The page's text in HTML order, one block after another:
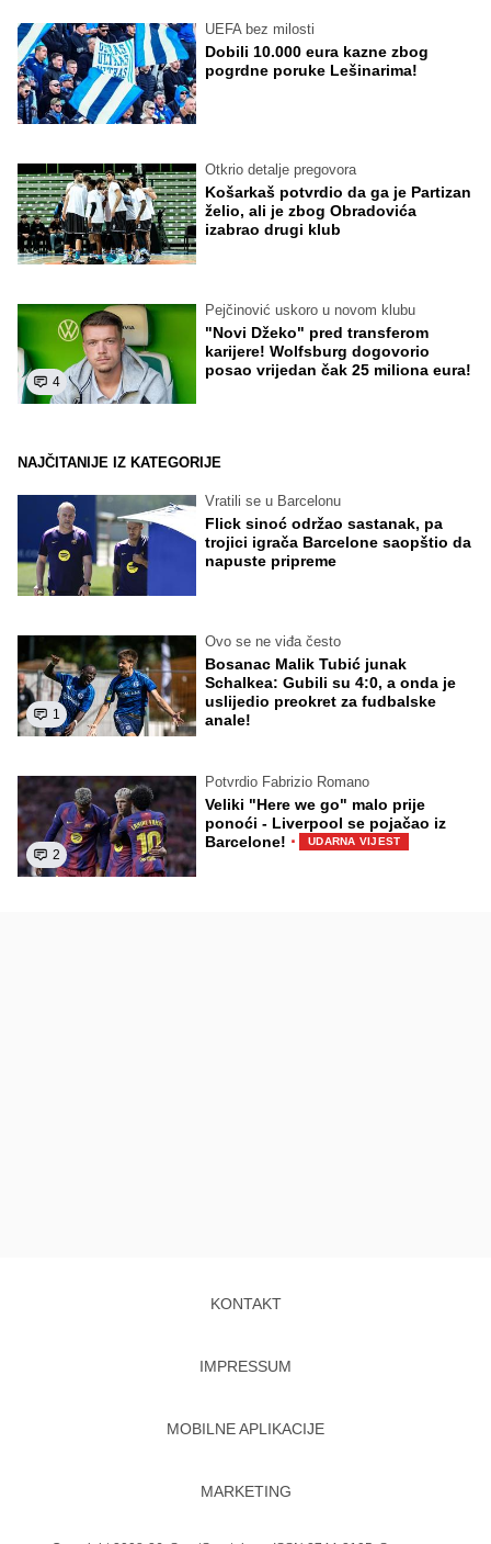
UEFA bez milosti
Dobili 10.000 eura kazne zbog
pogrdne poruke Lešinarima!
Otkrio detalje pregovora
Košarkaš potvrdio da ga je Partizan
želio, ali je zbog Obradovića
izabrao drugi klub
4
Pejčinović uskoro u novom klubu
"Novi Džeko" pred transferom
karijere! Wolfsburg dogovorio
posao vrijedan čak 25 miliona eura!
NAJČITANIJE IZ KATEGORIJE
Vratili se u Barcelonu
Flick sinoć održao sastanak, pa
trojici igrača Barcelone saopštio da
napuste pripreme
1
Ovo se ne viđa često
Bosanac Malik Tubić junak
Schalkea: Gubili su 4:0, a onda je
uslijedio preokret za fudbalske
anale!
2
Potvrdio Fabrizio Romano
Veliki "Here we go" malo prije
ponoći - Liverpool se pojačao iz
Barcelone! · UDARNA VIJEST
KONTAKT
IMPRESSUM
MOBILNE APLIKACIJE
MARKETING